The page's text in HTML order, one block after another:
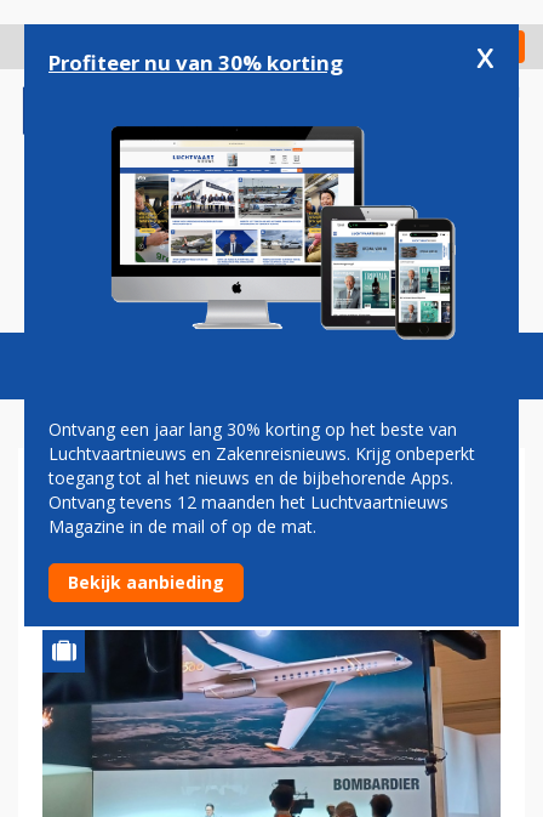
gaan
Check in
Magazine Podcasts Vacatures
BOMBARDIER INTRODUCEERT
ZAKENJET MET HET
GROOTSTE VLIEGBEREIK
Profiteer nu van 30% korting x
Ontvang een jaar lang 30% korting op het beste van
Luchtvaartnieuws en Zakenreisnieuws. Krijg onbeperkt
toegang tot al het nieuws en de bijbehorende Apps.
Ontvang tevens 12 maanden het Luchtvaartnieuws
Magazine in de mail of op de mat.
Bekijk aanbieding